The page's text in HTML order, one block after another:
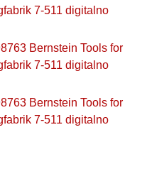
7-511 digitalno
Bernstein Tools for
7-511 digitalno
Bernstein Tools for
7-511 digitalno